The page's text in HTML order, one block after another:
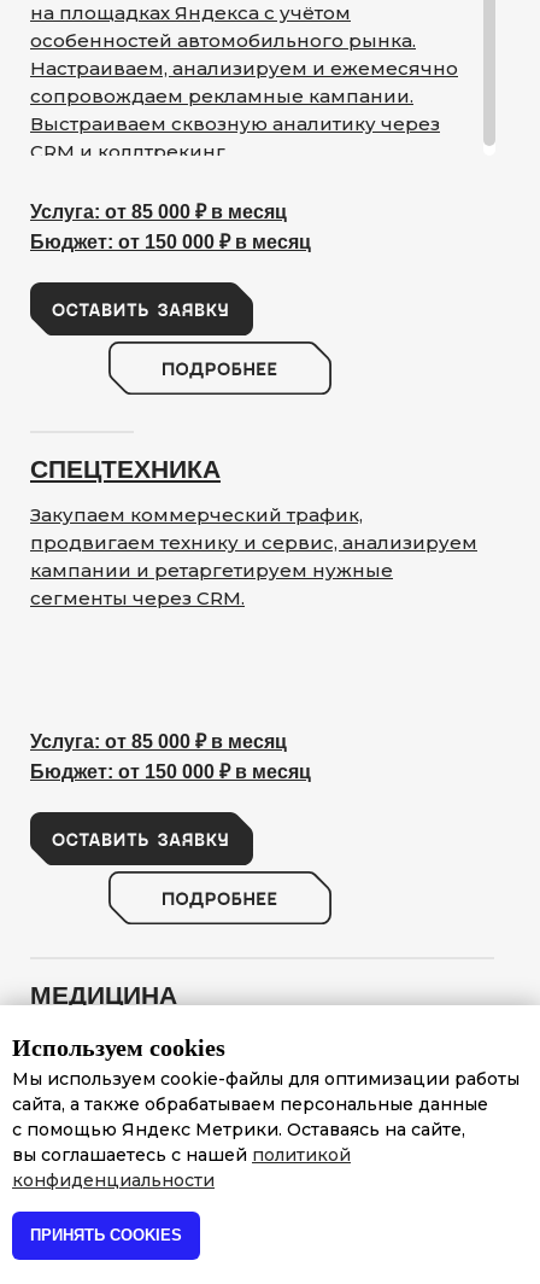
МЕДИЦИНА
Закупаем коммерческий трафик
на площадках Яндекса
в высококонкурентных нишах, учитываем
лицензии и специфику ниши. Выстраиваем
стратегию с рентабельной Unit-экономикой
и настраиваем ремаркетинг и ретаргетинг.
Услуга: от 85 000 ₽ в месяц
Бюджет: от 150 000 ₽ в месяц
СПЕЦТЕХНИКА
Закупаем коммерческий трафик,
продвигаем технику и сервис, анализируем
кампании и ретаргетируем нужные
сегменты через CRM.
Услуга: от 85 000 ₽ в месяц
Бюджет: от 150 000 ₽ в месяц
на площадках Яндекса с учётом
особенностей автомобильного рынка.
Настраиваем, анализируем и ежемесячно
сопровождаем рекламные кампании.
Выстраиваем сквозную аналитику через
CRM и коллтрекинг.
Используем cookies
Мы используем cookie-файлы для оптимизации работы
сайта, а также обрабатываем персональные данные
с помощью Яндекс Метрики. Оставаясь на сайте,
вы соглашаетесь с нашей политикой
конфиденциальности
ПРИНЯТЬ COOKIES